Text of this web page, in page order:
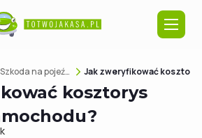
Szkoda na pojeździe
kosztorys